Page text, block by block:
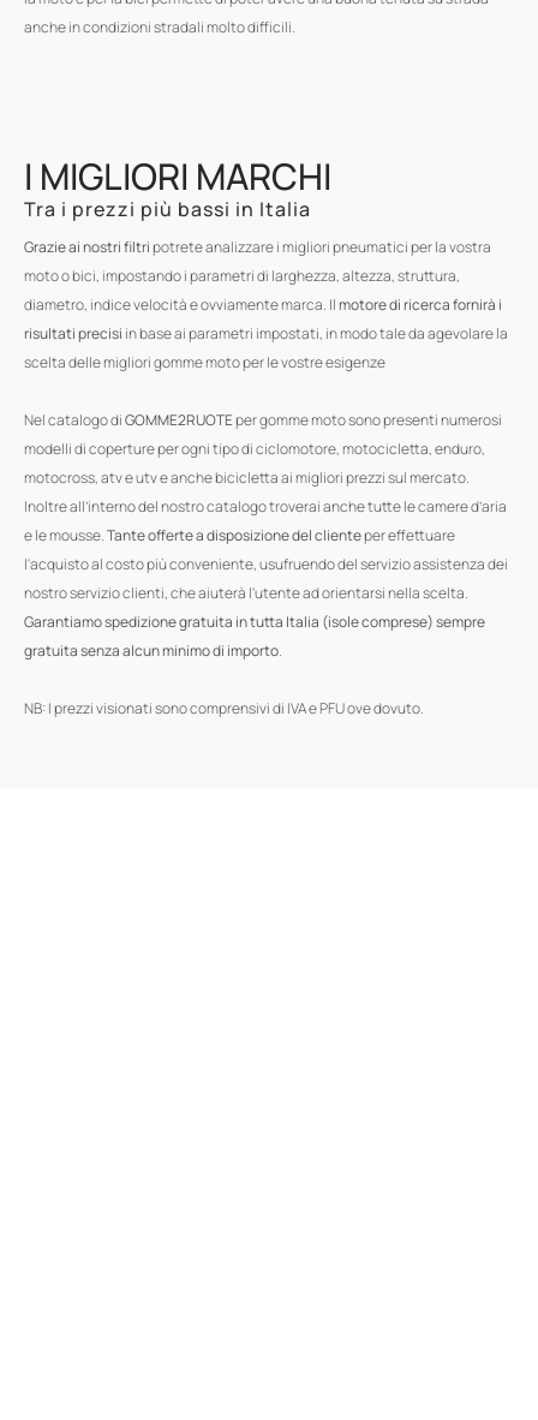
anche in condizioni stradali molto difficili.
I MIGLIORI MARCHI
Tra i prezzi più bassi in Italia
Grazie ai nostri filtripotrete analizzare i migliori pneumatici per la vostra
moto o bici, impostando i parametri di larghezza, altezza, struttura,
diametro, indice velocità e ovviamente marca. Ilmotore di ricerca fornirà i
risultati precisi in base ai parametri impostati, in modo tale da agevolare la
scelta delle migliori gomme moto per le vostre esigenze
Nel catalogo diGOMME2RUOTEper gomme moto sono presenti numerosi
modelli di coperture per ogni tipo di ciclomotore, motocicletta, enduro,
motocross, atv e utv e anche bicicletta ai migliori prezzi sul mercato.
Inoltre all’interno del nostro catalogo troverai anche tutte le camere d’aria
e le mousse.Tante offerte a disposizione del clienteper effettuare
l'acquisto al costo più conveniente, usufruendo del servizio assistenza dei
nostro servizio clienti, che aiuterà l'utente ad orientarsi nella scelta.
Garantiamo spedizione gratuita in tutta Italia (isole comprese) sempre
gratuita senza alcun minimo di importo.
NB: I prezzi visionati sono comprensivi di IVA e PFU ove dovuto.